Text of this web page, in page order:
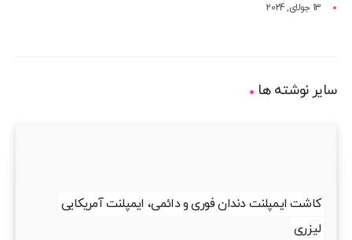
13 جولای, 2024
سایر نوشته ها
کاشت ایمپلنت دندان فوری و دائمی، ایمپلنت آمریکایی
لیزری